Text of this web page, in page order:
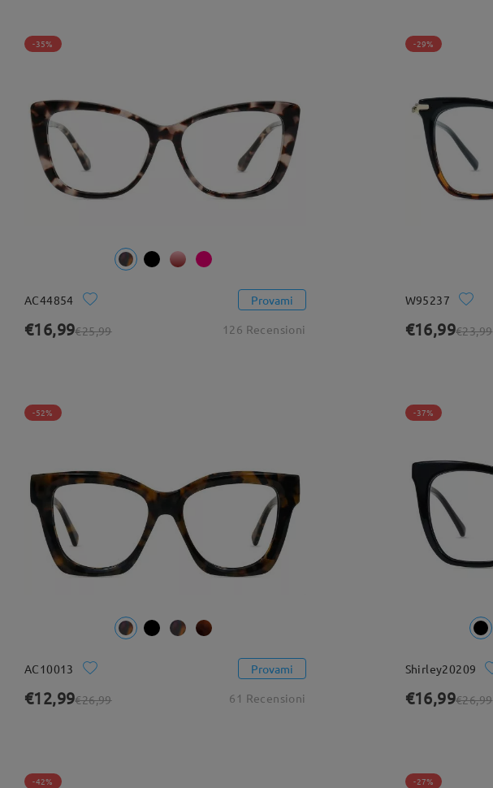
-35%
AC44854 Provami
€16,99€25,99 126 Recensioni
-29%
W95237
€16,99€23,99
-52%
AC10013 Provami
€12,99€26,99 61 Recensioni
-37%
Shirley20209
€16,99€26,99
-42% -27%